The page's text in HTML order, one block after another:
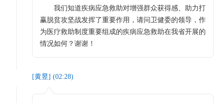
我们知道疾病应急救助对增强群众获得感、助力打
赢脱贫攻坚战发挥了重要作用，请问卫健委的领导，作
为医疗救助制度重要组成的疾病应急救助在我省开展的
情况如何？谢谢！
[黄昱] (02:28)